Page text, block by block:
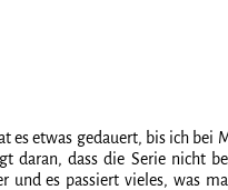
es etwas gedauert, bis ich bei
daran, dass die Serie nicht
und es passiert vieles, was